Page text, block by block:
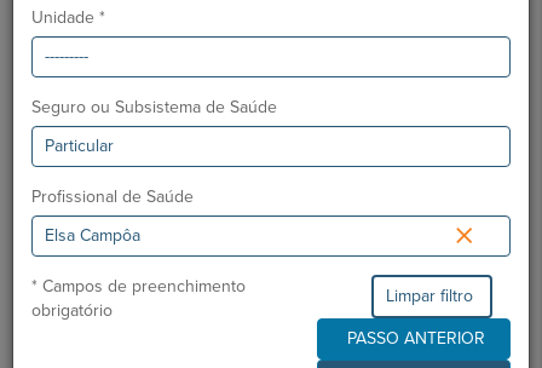
Unidade *
Seguro ou Subsistema de Saúde
Profissional de Saúde
×
* Campos de preenchimento
obrigatório
Limpar filtro
PASSO ANTERIOR
O GRUPO HPA AGORA É CUF: JUNTOS E CADA VEZ MAIS
PRÓXIMOS.
Para cuidar de si no Algarve, Alentejo e Madeira